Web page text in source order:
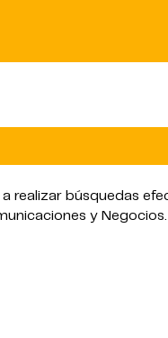
realizar búsquedas
y Negocios.